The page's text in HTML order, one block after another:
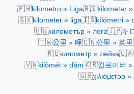
🇵🇭kilometro » Liga🇷🇸kilometar »
🇸🇰kilometer » liga🇮🇸kílómetri »
🇧🇬километър » лега🇯🇵キ
🇹🇼公里 » 哩🇨🇳公里 » 英里
🇷🇺километр » лейка🇺🇦
🇻🇳kilômét » dặm🇰🇷킬로미터 »
🇬🇷χιλιόμετρο »